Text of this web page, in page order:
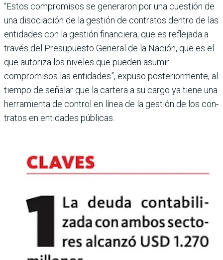
“Estos compromisos se gene­raron por una cuestión de
una disociación de la gestión de contratos dentro de las
enti­dades con la gestión finan­ciera, que es reflejada a
través del Presupuesto General de la Nación, que es el
que autoriza los niveles que pueden asumir
compromisos las entidades”, expuso posteriormente, al
tiempo de señalar que la car­tera a su cargo ya tiene una
herramienta de control en línea de la gestión de los con­
tratos en entidades públicas.